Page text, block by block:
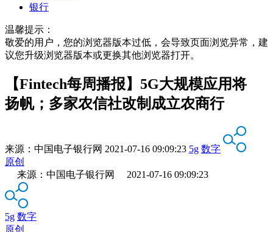
银行
温馨提示：
敬爱的用户，您的浏览器版本过低，会导致页面浏览异常，建
议您升级浏览器版本或更换其他浏览器打开。
【Fintech每周播报】5G大规模应用将
扬帆；多家农信社改制成立农商行
来源： 中国电子银行网 2021-07-16 09:09:23 5g 数字
原创
来源：中国电子银行网 2021-07-16 09:09:23
5g 数字
原创